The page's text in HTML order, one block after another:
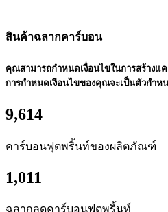
สินค้าฉลากคาร์บอน
คุณสามารถกำหนดเงื่อนไขในการสร้าง
การกำหนดเงือนไขของคุณจะเป็นตัวกำ
9,614
คาร์บอนฟุตพริ้นท์ของผลิตภัณฑ์
1,011
ฉลากลดคาร์บอนฟุตพริ้นท์